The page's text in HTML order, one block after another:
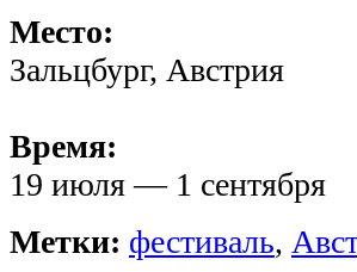
Место:
Зальцбург, Австрия
Время:
19 июля — 1 сентября
Метки: фестиваль,